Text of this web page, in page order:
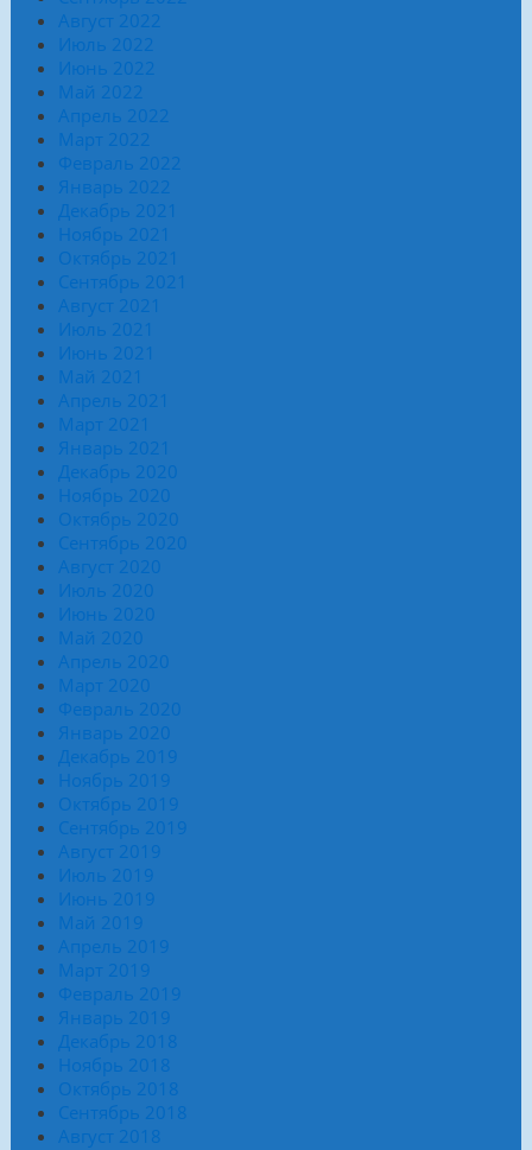
Август 2022
Июль 2022
Июнь 2022
Май 2022
Апрель 2022
Март 2022
Февраль 2022
Январь 2022
Декабрь 2021
Ноябрь 2021
Октябрь 2021
Сентябрь 2021
Август 2021
Июль 2021
Июнь 2021
Май 2021
Апрель 2021
Март 2021
Январь 2021
Декабрь 2020
Ноябрь 2020
Октябрь 2020
Сентябрь 2020
Август 2020
Июль 2020
Июнь 2020
Май 2020
Апрель 2020
Март 2020
Февраль 2020
Январь 2020
Декабрь 2019
Ноябрь 2019
Октябрь 2019
Сентябрь 2019
Август 2019
Июль 2019
Июнь 2019
Май 2019
Апрель 2019
Март 2019
Февраль 2019
Январь 2019
Декабрь 2018
Ноябрь 2018
Октябрь 2018
Сентябрь 2018
Август 2018